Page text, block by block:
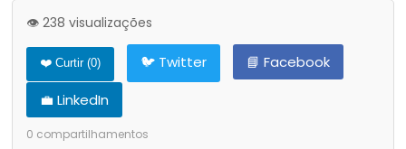
👁️ 238 visualizações
❤️ Curtir (0) 🐦 Twitter
📘 Facebook
💼 LinkedIn
0 compartilhamentos